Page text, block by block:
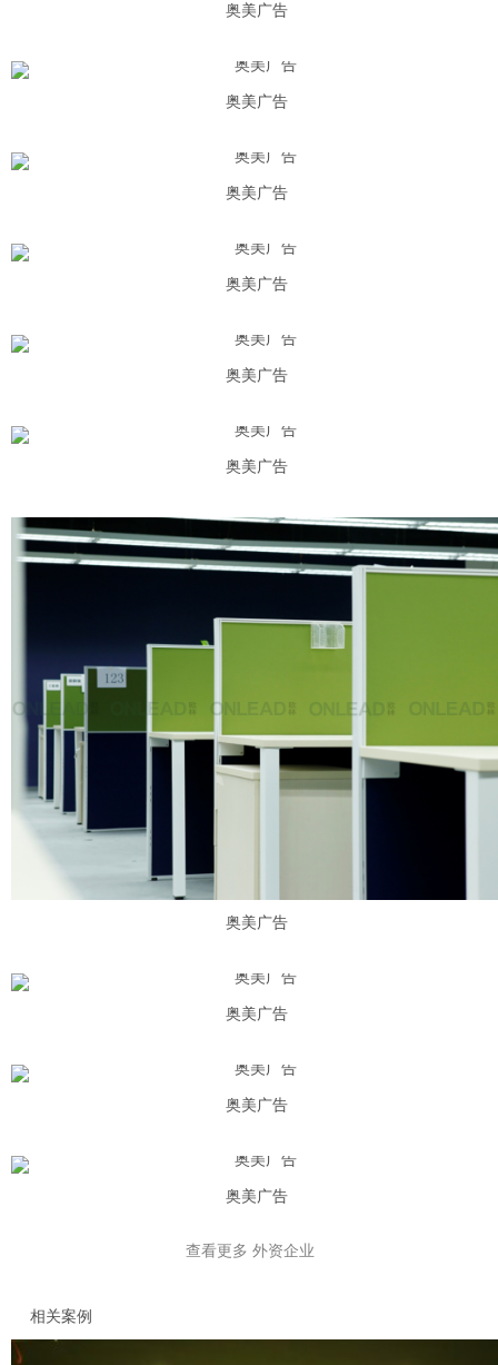
奥美广告
奥美广告
奥美广告
奥美广告
奥美广告
奥美广告
奥美广告
奥美广告
奥美广告
奥美广告
查看更多 外资企业
相关案例